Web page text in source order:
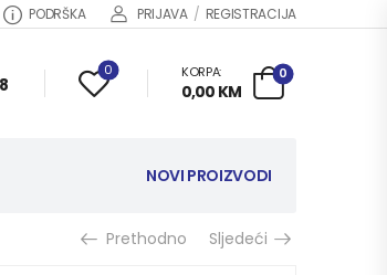
PODRŠKA PRIJAVA / REGISTRACIJA
0 KORPA:
0,00 KM
0
NOVI PROIZVODI
Prethodno Sljedeći